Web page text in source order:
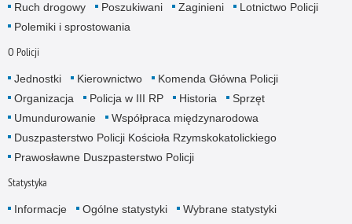
Ruch drogowy
Poszukiwani Zaginieni
Lotnictwo Policji
Polemiki i sprostowania
O Policji
Jednostki Kierownictwo
Komenda Główna Policji
Organizacja
Policja w III RP Historia
Sprzęt
Umundurowanie
Współpraca międzynarodowa
Duszpasterstwo Policji Kościoła Rzymskokatolickiego
Prawosławne Duszpasterstwo Policji
Statystyka
Informacje Ogólne statystyki
Wybrane statystyki